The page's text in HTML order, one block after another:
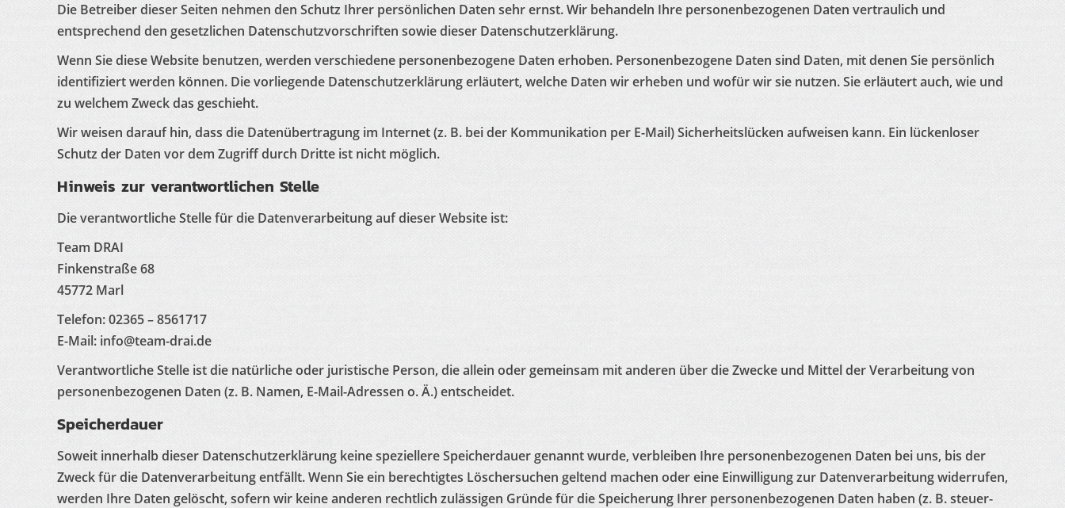
Die Betreiber dieser Seiten nehmen den Schutz Ihrer persönlichen Daten sehr ernst. Wir behandeln Ihre personenbezogenen Daten vertraulich und
entsprechend den gesetzlichen Datenschutzvorschriften sowie dieser Datenschutzerklärung.
Wenn Sie diese Website benutzen, werden verschiedene personenbezogene Daten erhoben. Personenbezogene Daten sind Daten, mit denen Sie persönlich
identifiziert werden können. Die vorliegende Datenschutzerklärung erläutert, welche Daten wir erheben und wofür wir sie nutzen. Sie erläutert auch, wie und
zu welchem Zweck das geschieht.
Wir weisen darauf hin, dass die Datenübertragung im Internet (z. B. bei der Kommunikation per E-Mail) Sicherheitslücken aufweisen kann. Ein lückenloser
Schutz der Daten vor dem Zugriff durch Dritte ist nicht möglich.
Hinweis zur verantwortlichen Stelle
Die verantwortliche Stelle für die Datenverarbeitung auf dieser Website ist:
Team DRAI
Finkenstraße 68
45772 Marl
Telefon: 02365 – 8561717
E-Mail: info@team-drai.de
Verantwortliche Stelle ist die natürliche oder juristische Person, die allein oder gemeinsam mit anderen über die Zwecke und Mittel der Verarbeitung von
personenbezogenen Daten (z. B. Namen, E-Mail-Adressen o. Ä.) entscheidet.
Speicherdauer
Soweit innerhalb dieser Datenschutzerklärung keine speziellere Speicherdauer genannt wurde, verbleiben Ihre personenbezogenen Daten bei uns, bis der
Zweck für die Datenverarbeitung entfällt. Wenn Sie ein berechtigtes Löschersuchen geltend machen oder eine Einwilligung zur Datenverarbeitung widerrufen,
werden Ihre Daten gelöscht, sofern wir keine anderen rechtlich zulässigen Gründe für die Speicherung Ihrer personenbezogenen Daten haben (z. B. steuer-